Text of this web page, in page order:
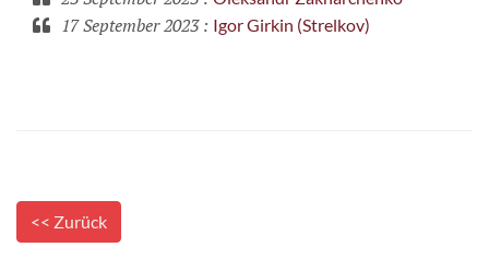
17 September 2023: Igor Girkin (Strelkov)
<< Zurück